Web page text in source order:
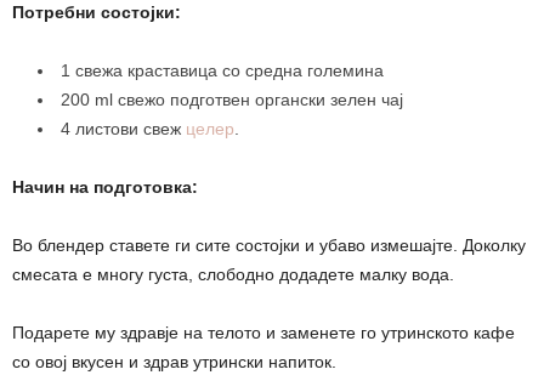
Потребни состојки:
1 свежа краставица со средна големина
200 ml свежо подготвен органски зелен чај
4 листови свеж целер
Начин на подготовка:
Во блендер ставете ги сите состојки и убаво измешајте. Доколку
смесата е многу густа, слободно додадете малку вода.
Подарете му здравје на телото и заменете го утринското кафе
со овој вкусен и здрав утрински напиток.